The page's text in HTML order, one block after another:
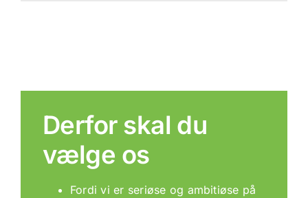
Derfor skal du
vælge os
Fordi vi er seriøse og ambitiøse på